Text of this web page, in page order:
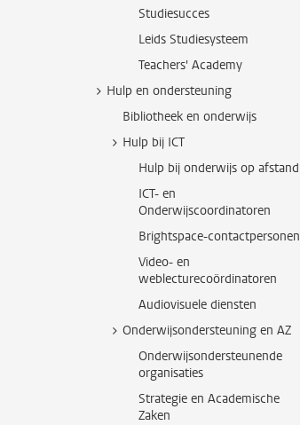
Studiesucces
Leids Studiesysteem
Teachers' Academy
Hulp en ondersteuning
Bibliotheek en onderwijs
Hulp bij ICT
Hulp bij onderwijs op afstand
ICT- en
Onderwijscoordinatoren
Brightspace-contactpersonen
Video- en
weblecturecoördinatoren
Audiovisuele diensten
Onderwijsondersteuning en AZ
Onderwijsondersteunende
organisaties
Strategie en Academische
Zaken